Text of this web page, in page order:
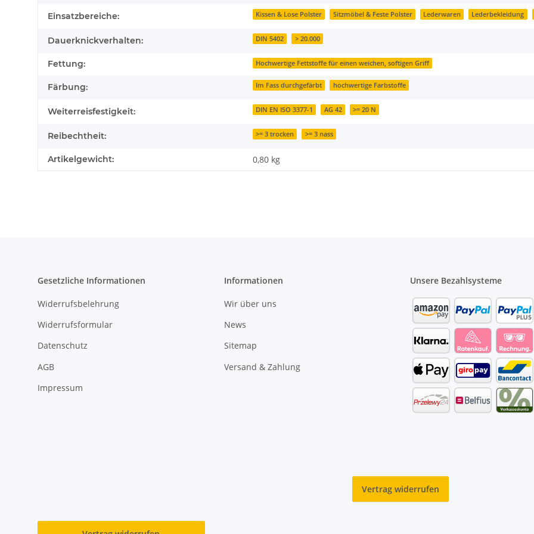
Einsatzbereiche: Kissen & Lose Polster Sitzmöbel & Feste Polster Lederwaren Lederbekleidung
Dauerknickverhalten: DIN 5402 > 20.000
Fettung: Hochwertige Fettstoffe für einen weichen, softigen Griff
Färbung: Im Fass durchgefärbt hochwertige Farbstoffe
Weiterreisfestigkeit: DIN EN ISO 3377-1 AG 42 >= 20 N
Reibechtheit: >= 3 trocken >= 3 nass
Artikelgewicht: 0,80 kg
Gesetzliche Informationen
Widerrufsbelehrung
Widerrufsformular
Datenschutz
AGB
Impressum
Informationen
Wir über uns
News
Sitemap
Versand & Zahlung
Unsere Bezahlsysteme
Vertrag widerrufen